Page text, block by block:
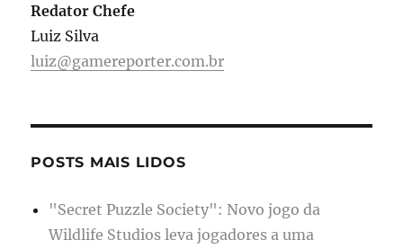
Redator Chefe
Luiz Silva
luiz@gamereporter.com.br
POSTS MAIS LIDOS
"Secret Puzzle Society": Novo jogo da
Wildlife Studios leva jogadores a uma